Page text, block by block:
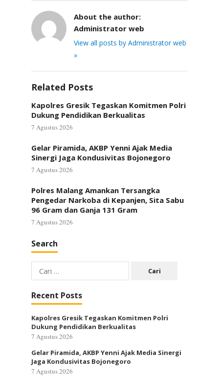
About the author:
Administrator web
View all posts by Administrator web
»
Related Posts
Kapolres Gresik Tegaskan Komitmen Polri
Dukung Pendidikan Berkualitas
7 Agustus 2026
Gelar Piramida, AKBP Yenni Ajak Media
Sinergi Jaga Kondusivitas Bojonegoro
7 Agustus 2026
Polres Malang Amankan Tersangka
Pengedar Narkoba di Kepanjen, Sita Sabu
96 Gram dan Ganja 131 Gram
7 Agustus 2026
Search
Cari
untuk:
Recent Posts
Kapolres Gresik Tegaskan Komitmen Polri
Dukung Pendidikan Berkualitas
7 Agustus 2026
Gelar Piramida, AKBP Yenni Ajak Media Sinergi
Jaga Kondusivitas Bojonegoro
7 Agustus 2026